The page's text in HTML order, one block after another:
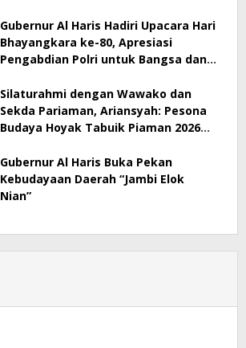
Gubernur Al Haris Hadiri Upacara Hari
Bhayangkara ke-80, Apresiasi
Pengabdian Polri untuk Bangsa dan
Silaturahmi dengan Wawako dan
Sekda Pariaman, Ariansyah: Pesona
Budaya Hoyak Tabuik Piaman 2026
Gubernur Al Haris Buka Pekan
Kebudayaan Daerah “Jambi Elok
Nian”